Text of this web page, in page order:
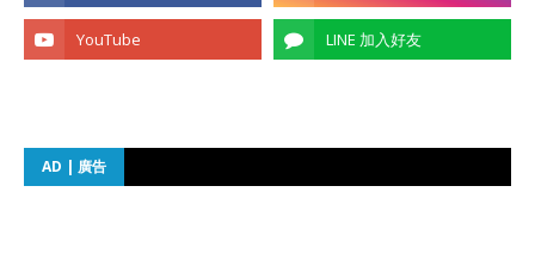
AD | 廣告